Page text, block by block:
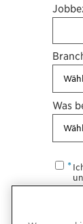
Was